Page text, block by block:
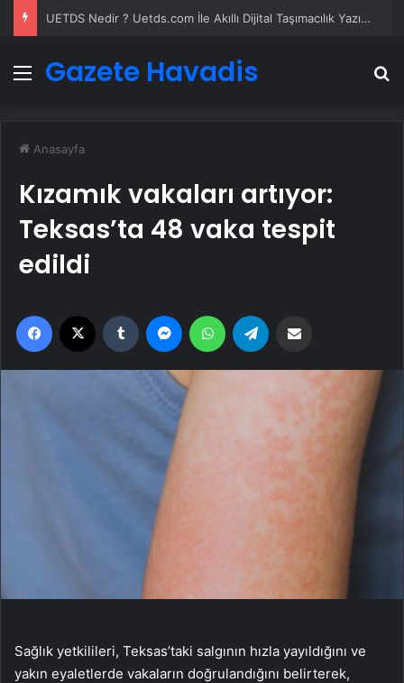
UETDS Nedir ? Uetds.com İle Akıllı Dijital Taşımacılık Yazılımı
Menü
Gazete Havadis
Anasayfa
Kızamık vakaları artıyor:
Teksas’ta 48 vaka tespit
edildi
Facebook Tumblr MessengerWhatsApp
Sağlık yetkilileri, Teksas’taki salgının hızla yayıldığını ve
yakın eyaletlerde vakaların doğrulandığını belirterek,